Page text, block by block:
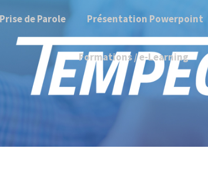
Prise de Parole Présentation Powerpoint
Formations / e-Learning